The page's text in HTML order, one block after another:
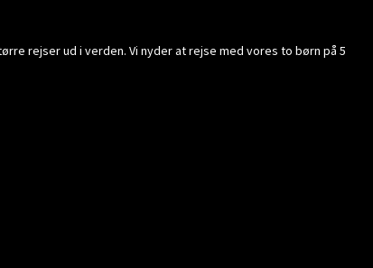
rejser ud i verden. Vi nyder at rejse med vores to børn på 5